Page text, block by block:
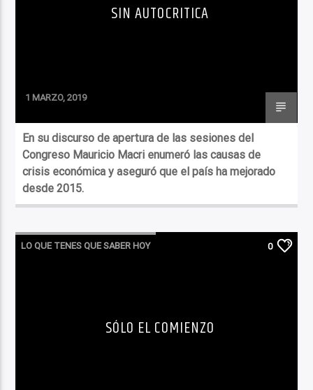
SIN AUTOCRITICA
1 MARZO, 2019
En su discurso de apertura de las sesiones del
Congreso Mauricio Macri enumeró las causas de
crisis económica y aseguró que el país ha mejorado
desde 2015.
LO QUE TENES QUE SABER HOY 0
SÓLO EL COMIENZO